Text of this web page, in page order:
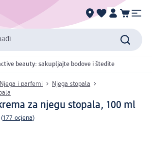
beauty: sakupljajte bodove i štedite
Njega i parfemi
Njega stopala
za njegu stopala, 100 ml
(177 ocjena)